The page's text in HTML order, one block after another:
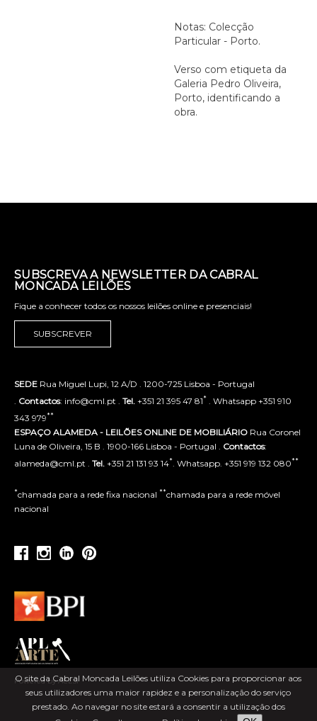
O site da Cabral Moncada Leilões utiliza Cookies para proporcionar aos
seus utilizadores uma maior rapidez e a personalização do serviço
prestado. Ao navegar no site estará a consentir a utilização dos
Notas: Colecção
Particular - Porto.
Verso com etiqueta da
Galeria Pedro Oliveira,
Porto, identificando a
obra.
SUBSCREVA A NEWSLETTER DA CABRAL
MONCADA LEILÕES
Fique a conhecer todos os nossos leilões online e presenciais!
SUBSCREVER
SEDE Rua Miguel Lupi, 12 A/D . 1200-725 Lisboa - Portugal
Contactos: info@cml.pt . Tel. +351 21 395 47 81* . Whatsapp +351 910
343 979**
ESPAÇO ALAMEDA - LEILÕES ONLINE DE MOBILIÁRIO Rua Coronel
Luna de Oliveira, 15 B . 1900-166 Lisboa - Portugal . Contactos:
alameda@cml.pt . Tel. +351 21 131 93 14* . Whatsapp. +351 919 132 080**
*chamada para a rede fixa nacional **chamada para a rede móvel
nacional
Powered by ACLSI